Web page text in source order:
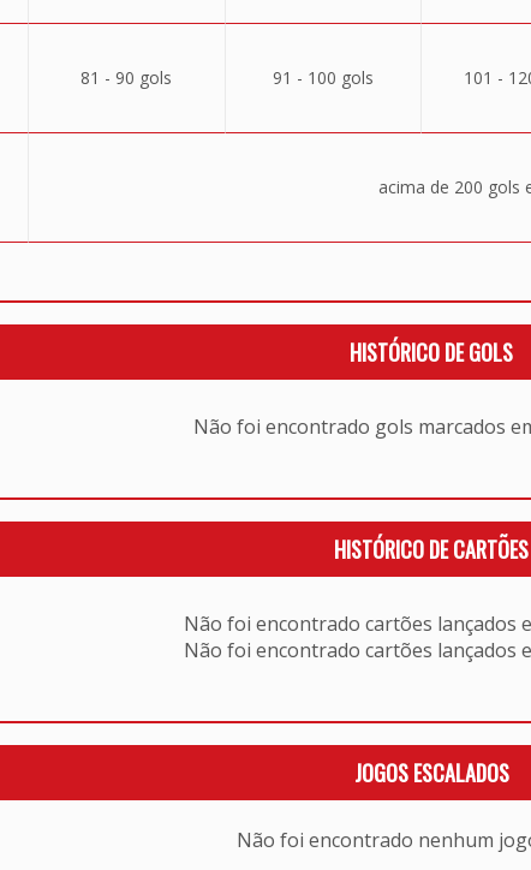
81 - 90 gols 91 - 100 gols 101 -
acima de 200 gols
HISTÓRICO DE GOLS
Não foi encontrado gols marcados
HISTÓRICO DE CARTÕES
Não foi encontrado cartões lançados
Não foi encontrado cartões lançados
JOGOS ESCALADOS
Não foi encontrado nenhum